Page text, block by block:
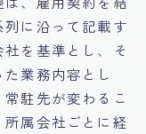
に沿って記載す
を基準とし、そ
業務内容とし
駐先が変わるこ
属会社ごとに経